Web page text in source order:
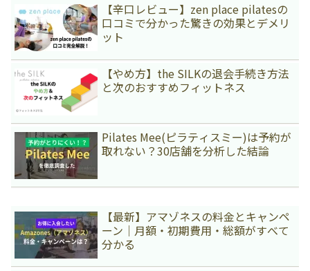
【辛口レビュー】zen place pilatesの
口コミで分かった驚きの効果とデメリ
ット
【やめ方】the SILKの退会手続き方法
と次のおすすめフィットネス
Pilates Mee(ピラティスミー)は予約が
取れない？30店舗を分析した結論
【最新】アマゾネスの料金とキャンペ
ーン｜月額・初期費用・総額がすべて
分かる